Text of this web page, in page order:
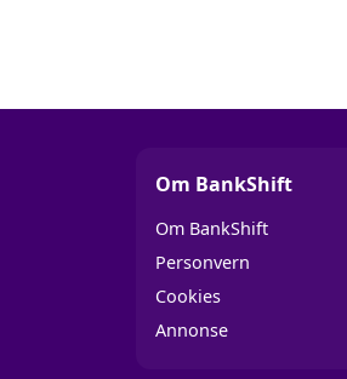
Om BankShift
Om BankShift
Personvern
Cookies
Annonse